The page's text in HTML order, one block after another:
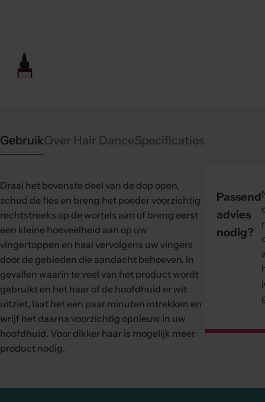
GebruikOver Hair DanceSpecificaties
Draai het bovenste deel van de dop open,
schud de fles en breng het poeder voorzichtig
rechtstreeks op de wortels aan of breng eerst
een kleine hoeveelheid aan op uw
vingertoppen en haal vervolgens uw vingers
door de gebieden die aandacht behoeven. In
gevallen waarin te veel van het product wordt
gebruikt en het haar of de hoofdhuid er wit
uitziet, laat het een paar minuten intrekken en
wrijf het daarna voorzichtig opnieuw in uw
hoofdhuid. Voor dikker haar is mogelijk meer
product nodig.
Passend
advies
nodig?